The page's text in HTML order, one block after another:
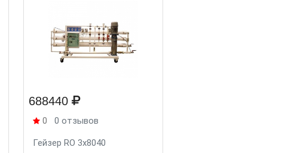
688440
0 0 отзывов
Гейзер RO 3x8040